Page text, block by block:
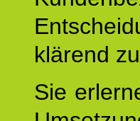
klärend
Sie